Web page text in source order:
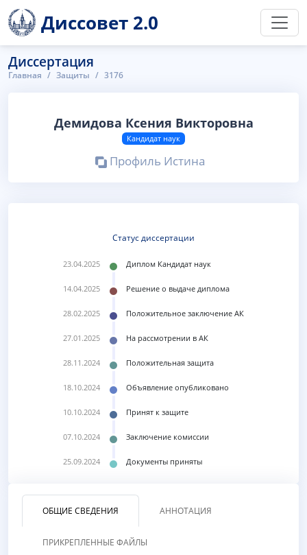
Диссовет 2.0
Диссертация
Главная Защиты 3176
Демидова Ксения Викторовна
Кандидат наук
Профиль Истина
Статус диссертации
23.04.2025 Диплом Кандидат наук
14.04.2025 Решение о выдаче диплома
28.02.2025 Положительное заключение АК
27.01.2025 На рассмотрении в АК
28.11.2024 Положительная защита
18.10.2024 Объявление опубликовано
10.10.2024 Принят к защите
07.10.2024 Заключение комиссии
25.09.2024 Документы приняты
ОБЩИЕ СВЕДЕНИЯ АННОТАЦИЯ
ПРИКРЕПЛЕННЫЕ ФАЙЛЫ